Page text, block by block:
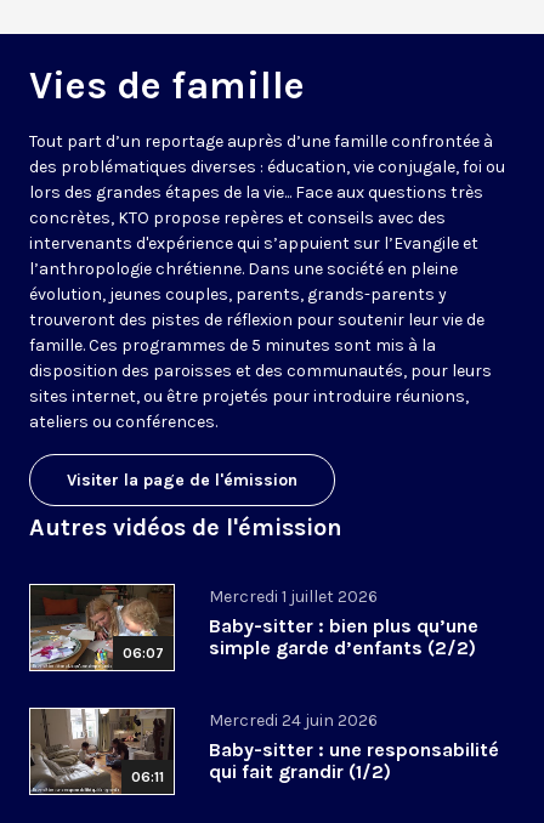
Vies de famille
Tout part d’un reportage auprès d’une famille confrontée à
des problématiques diverses : éducation, vie conjugale, foi ou
lors des grandes étapes de la vie... Face aux questions très
concrètes, KTO propose repères et conseils avec des
intervenants d'expérience qui s’appuient sur l’Evangile et
l’anthropologie chrétienne. Dans une société en pleine
évolution, jeunes couples, parents, grands-parents y
trouveront des pistes de réflexion pour soutenir leur vie de
famille. Ces programmes de 5 minutes sont mis à la
disposition des paroisses et des communautés, pour leurs
sites internet, ou être projetés pour introduire réunions,
ateliers ou conférences.
Visiter la page de l'émission
Autres vidéos de l'émission
06:07
Mercredi 1 juillet 2026
Baby-sitter : bien plus qu’une
simple garde d’enfants (2/2)
06:11
Mercredi 24 juin 2026
Baby-sitter : une responsabilité
qui fait grandir (1/2)